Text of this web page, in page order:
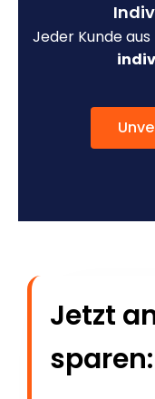
Jeder Kunde
Jetzt
sparen: